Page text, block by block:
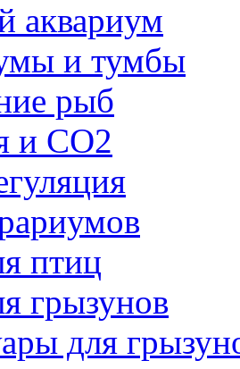
аквариум
и тумбы
рыб
и СО2
птиц
грызунов
для